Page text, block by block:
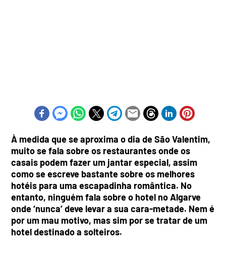
À medida que se aproxima o dia de São Valentim,
muito se fala sobre os restaurantes onde os
casais podem fazer um jantar especial, assim
como se escreve bastante sobre os melhores
hotéis para uma escapadinha romântica. No
entanto, ninguém fala sobre o hotel no Algarve
onde ‘nunca’ deve levar a sua cara-metade. Nem é
por um mau motivo, mas sim por se tratar de um
hotel destinado a solteiros.